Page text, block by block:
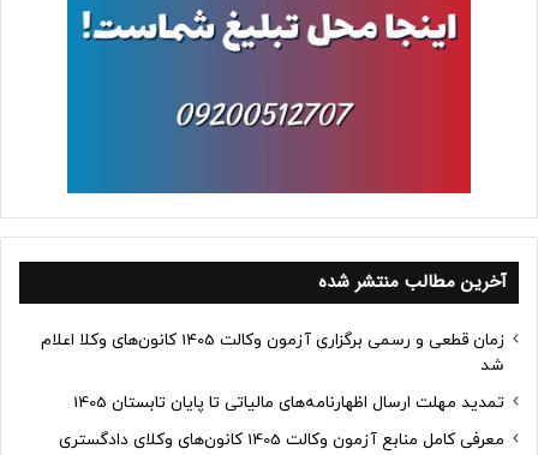
آخرین مطالب منتشر شده
زمان قطعی و رسمی برگزاری آزمون وکالت 1405 کانون‌های وکلا اعلام
شد
تمدید مهلت ارسال اظهارنامه‌های مالیاتی تا پایان تابستان 1405
معرفی کامل منابع آزمون وکالت 1405 کانون‌های وکلای دادگستری